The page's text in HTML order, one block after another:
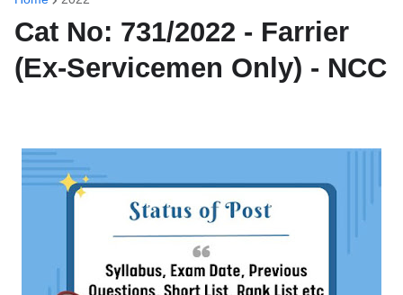
Cat No: 731/2022 - Farrier
(Ex-Servicemen Only) - NCC